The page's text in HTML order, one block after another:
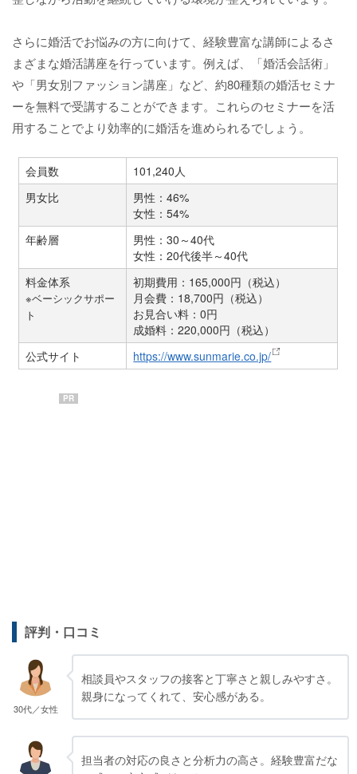
さらに婚活でお悩みの方に向けて、経験豊富な講師によるさ
まざまな婚活講座を行っています。例えば、「婚活会話術」
や「男女別ファッション講座」など、約80種類の婚活セミナ
ーを無料で受講することができます。これらのセミナーを活
用することでより効率的に婚活を進められるでしょう。
会員数
101,240人
男女比
男性：46%
女性：54%
年齢層
男性：30～40代
女性：20代後半～40代
料金体系
※ベーシックサポー
ト
初期費用：165,000円（税込）
月会費：18,700円（税込）
お見合い料：0円
成婚料：220,000円（税込）
公式サイト
https://www.sunmarie.co.jp/
PR
評判・口コミ
30代／女性
相談員やスタッフの接客と丁寧さと親しみやすさ。
親身になってくれて、安心感がある。
担当者の対応の良さと分析力の高さ。経験豊富だな